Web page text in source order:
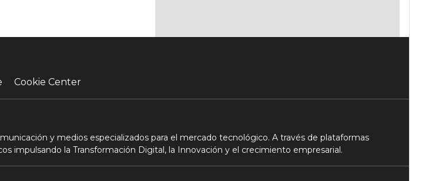
Cookie Center
y medios especializados para el mercado tecnológico. A través de plataformas
impulsando la Transformación Digital, la Innovación y el crecimiento empresarial.